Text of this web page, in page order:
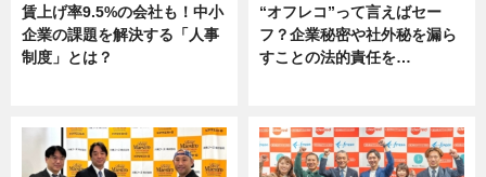
賃上げ率9.5%の会社も！中小
企業の課題を解決する「人事
制度」とは？
“オフレコ”って言えばセー
フ？企業秘密や社外秘を漏ら
すことの法的責任を…